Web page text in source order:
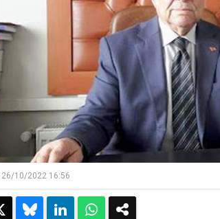
26/10/2022 16:56